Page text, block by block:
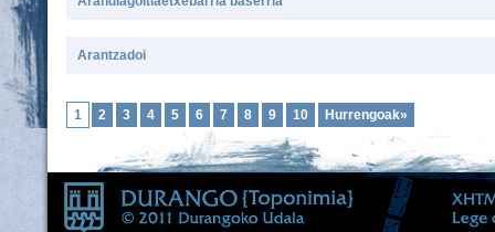
Arantzadoi
1 2 3 4 5 6 7 8 9 10 Hurrengoak»